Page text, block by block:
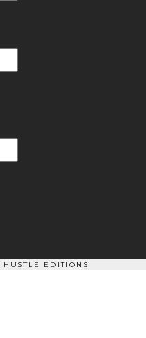
HUSTLE EDITIONS